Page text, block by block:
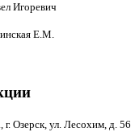
Игоревич
Е.М.
г. Озерск, ул. Лесохим, д. 56